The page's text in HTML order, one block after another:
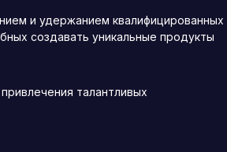
и удержанием квалифицированных
создавать уникальные продукты
талантливых